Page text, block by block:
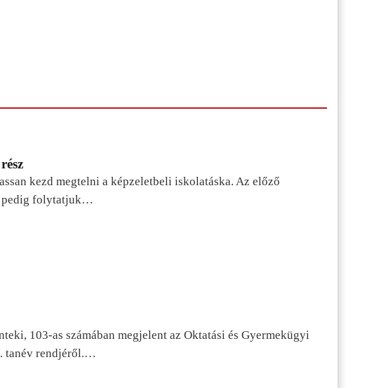
kezd megtelni a képzeletbeli iskolatáska. Az előző
pedig folytatjuk…
103-as számában megjelent az Oktatási és Gyermekügyi
tanév rendjéről.…